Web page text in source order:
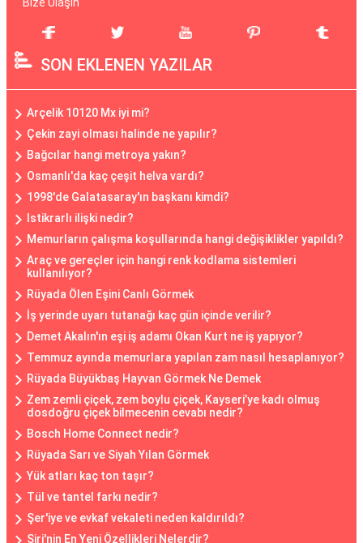
SON EKLENEN YAZILAR
Arçelik 10120 Mx iyi mi?
Çekin zayi olması halinde ne yapılır?
Bağcılar hangi metroya yakın?
Osmanlı'da kaç çeşit helva vardı?
1998'de Galatasaray'ın başkanı kimdi?
Istikrarlı ilişki nedir?
Memurların çalışma koşullarında hangi değişiklikler yapıldı?
Araç ve gereçler için hangi renk kodlama sistemleri
kullanılıyor?
Rüyada Ölen Eşini Canlı Görmek
İş yerinde uyarı tutanağı kaç gün içinde verilir?
Demet Akalın'ın eşi iş adamı Okan Kurt ne iş yapıyor?
Temmuz ayında memurlara yapılan zam nasıl hesaplanıyor?
Rüyada Büyükbaş Hayvan Görmek Ne Demek
Zem zemli çiçek, zem boylu çiçek, Kayseri’ye kadı olmuş
dosdoğru çiçek bilmecenin cevabı nedir?
Bosch Home Connect nedir?
Rüyada Sarı ve Siyah Yılan Görmek
Yük atları kaç ton taşır?
Tül ve tantel farkı nedir?
Şer'iye ve evkaf vekaleti neden kaldırıldı?
Siri'nin En Yeni Özellikleri Nelerdir?